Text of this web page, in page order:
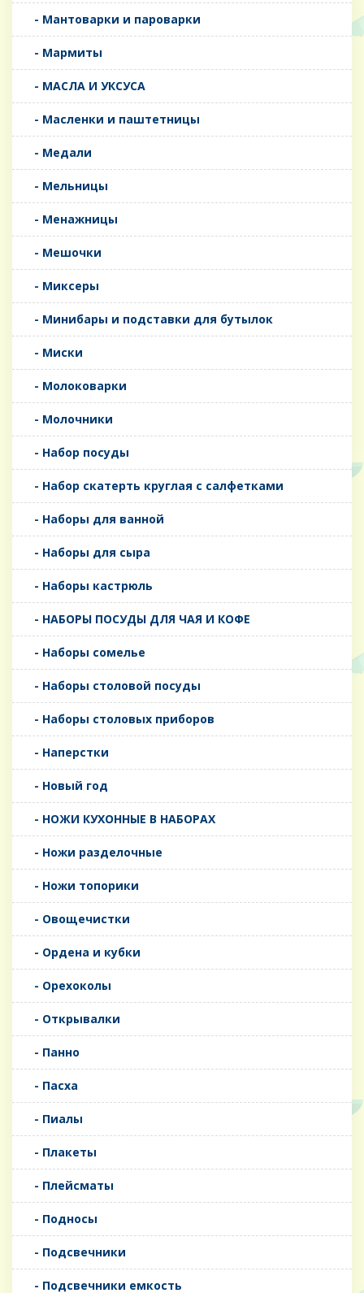
- Мантоварки и пароварки
- Мармиты
- МАСЛА И УКСУСА
- Масленки и паштетницы
- Медали
- Мельницы
- Менажницы
- Мешочки
- Миксеры
- Минибары и подставки для бутылок
- Миски
- Молоковарки
- Молочники
- Набор посуды
- Набор скатерть круглая с салфетками
- Наборы для ванной
- Наборы для сыра
- Наборы кастрюль
- НАБОРЫ ПОСУДЫ ДЛЯ ЧАЯ И КОФЕ
- Наборы сомелье
- Наборы столовой посуды
- Наборы столовых приборов
- Наперстки
- Новый год
- НОЖИ КУХОННЫЕ В НАБОРАХ
- Ножи разделочные
- Ножи топорики
- Овощечистки
- Ордена и кубки
- Орехоколы
- Открывалки
- Панно
- Пасха
- Пиалы
- Плакеты
- Плейсматы
- Подносы
- Подсвечники
- Подсвечники емкость